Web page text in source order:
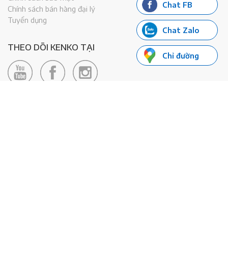
Chat FB
Chat Zalo
Chỉ đường
Chính sách bán hàng đại lý
Tuyển dụng
THEO DÕI KENKO TẠI